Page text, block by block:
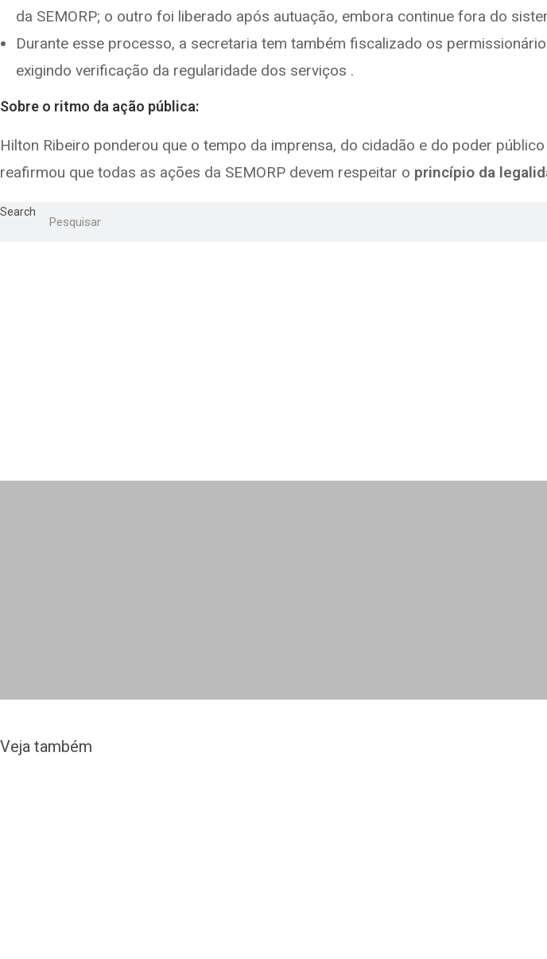
da SEMORP; o outro foi liberado após autuação, embora continue fora do
Durante esse processo, a secretaria tem também fiscalizado os
exigindo verificação da regularidade dos serviços .
Sobre o ritmo da ação pública:
Hilton Ribeiro ponderou que o tempo da imprensa, do cidadão e do poder
reafirmou que todas as ações da SEMORP devem respeitar o princípio da
Search
Veja também